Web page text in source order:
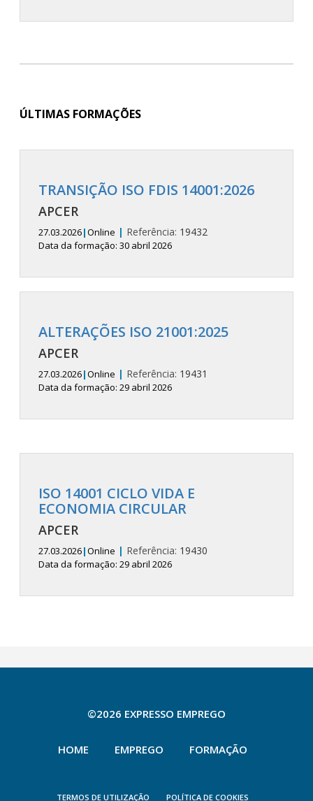
ÚLTIMAS FORMAÇÕES
TRANSIÇÃO ISO FDIS 14001:2026
APCER
27.03.2026|Online | Referência: 19432
Data da formação: 30 abril 2026
ALTERAÇÕES ISO 21001:2025
APCER
27.03.2026|Online | Referência: 19431
Data da formação: 29 abril 2026
ISO 14001 CICLO VIDA E
ECONOMIA CIRCULAR
APCER
27.03.2026|Online | Referência: 19430
Data da formação: 29 abril 2026
©2026 EXPRESSO EMPREGO
HOME EMPREGO FORMAÇÃO
TERMOS DE UTILIZAÇÃO POLÍTICA DE COOKIES